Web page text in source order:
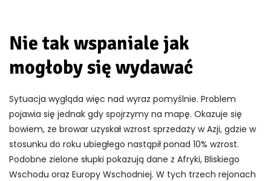
Nie tak wspaniale jak
mogłoby się wydawać
Sytuacja wygląda więc nad wyraz pomyślnie. Problem
pojawia się jednak gdy spojrzymy na mapę. Okazuje się
bowiem, że browar uzyskał wzrost sprzedaży w Azji, gdzie w
stosunku do roku ubiegłego nastąpił ponad 10% wzrost.
Podobne zielone słupki pokazują dane z Afryki, Bliskiego
Wschodu oraz Europy Wschodniej. W tych trzech rejonach